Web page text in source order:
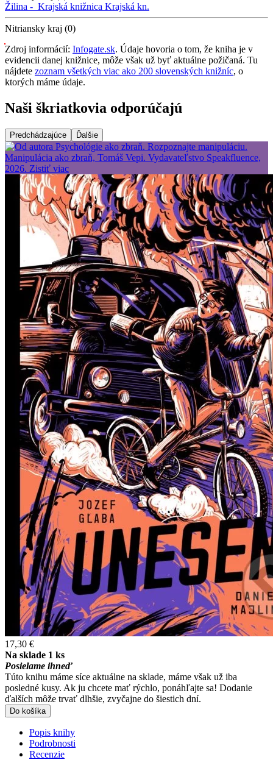
Žilina - Krajská knižnica Krajská kn.
Nitriansky kraj (0)
Zdroj informácií: Infogate.sk. Údaje hovoria o tom, že kniha je v
evidencii danej knižnice, môže však už byť aktuálne požičaná. Tu
nájdete zoznam všetkých viac ako 200 slovenských knižníc, o
ktorých máme údaje.
Naši škriatkovia odporúčajú
Predchádzajúce Ďalšie
17,30 €
Na sklade 1 ks
Posielame ihneď
Túto knihu máme síce aktuálne na sklade, máme však už iba
posledné kusy. Ak ju chcete mať rýchlo, ponáhľajte sa! Dodanie
ďalších môže trvať dlhšie, zvyčajne do šiestich dní.
Do košíka
Popis knihy
Podrobnosti
Recenzie